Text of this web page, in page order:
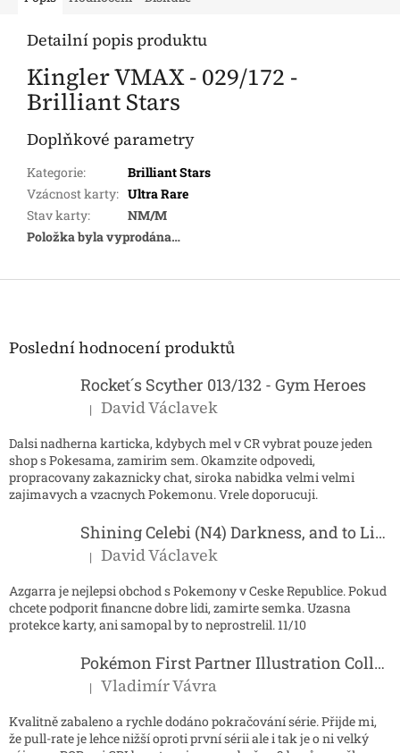
Detailní popis produktu
Kingler VMAX - 029/172 -
Brilliant Stars
Doplňkové parametry
Kategorie:
Brilliant Stars
Vzácnost karty: Ultra Rare
Stav karty:
NM/M
Položka byla vyprodána…
Z
Poslední hodnocení produktů
Rocket´s Scyther 013/132 - Gym Heroes
Hodnocení produktu je 5 z 5 hvězdiček.
| David Václavek
Dalsi nadherna karticka, kdybych mel v CR vybrat pouze jeden
shop s Pokesama, zamirim sem. Okamzite odpovedi,
propracovany zakaznicky chat, siroka nabidka velmi velmi
zajimavych a vzacnych Pokemonu. Vrele doporucuji.
Shining Celebi (N4) Darkness, and to Light...
Hodnocení produktu je 5 z 5 hvězdiček.
| David Václavek
Azgarra je nejlepsi obchod s Pokemony v Ceske Republice. Pokud
chcete podporit financne dobre lidi, zamirte semka. Uzasna
protekce karty, ani samopal by to neprostrelil. 11/10
Pokémon First Partner Illustration Collection - Series 2
Hodnocení produktu je 5 z 5 hvězdiček.
| Vladimír Vávra
Kvalitně zabaleno a rychle dodáno pokračování série. Přijde mi,
že pull-rate je lehce nižší oproti první sérii ale i tak je o ni velký